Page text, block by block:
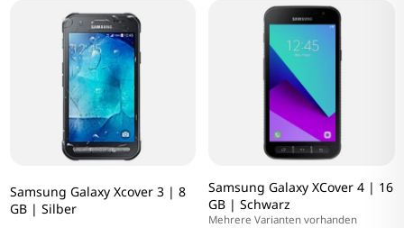
Samsung Galaxy Xcover 3 | 8
GB | Silber
Samsung Galaxy XCover 4 | 16
GB | Schwarz
Mehrere Varianten vorhanden